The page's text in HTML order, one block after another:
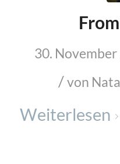
30.
/von
Weiterlesen